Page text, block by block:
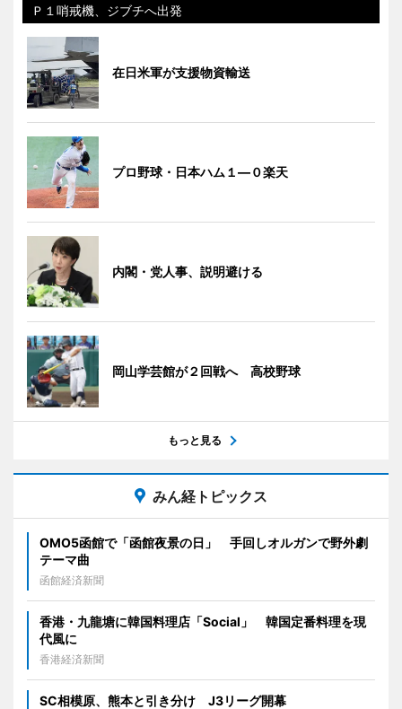
Ｐ１哨戒機、ジブチへ出発
在日米軍が支援物資輸送
プロ野球・日本ハム１―０楽天
内閣・党人事、説明避ける
岡山学芸館が２回戦へ 高校野球
もっと見る
みん経トピックス
OMO5函館で「函館夜景の日」 手回しオルガンで野外劇
テーマ曲
函館経済新聞
香港・九龍塘に韓国料理店「Social」 韓国定番料理を現
代風に
香港経済新聞
SC相模原、熊本と引き分け J3リーグ開幕